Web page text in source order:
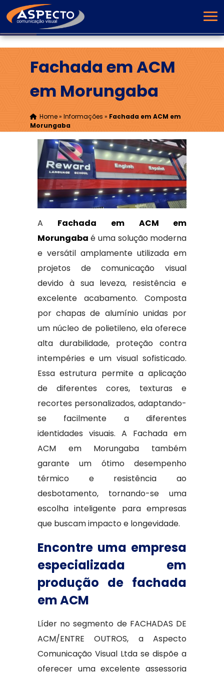
Fachada em ACM
em Morungaba
Home» Informações » Fachada em ACM em
Morungaba
A Fachada em ACM em
Morungaba é uma solução moderna
e versátil amplamente utilizada em
projetos de comunicação visual
devido à sua leveza, resistência e
excelente acabamento. Composta
por chapas de alumínio unidas por
um núcleo de polietileno, ela oferece
alta durabilidade, proteção contra
intempéries e um visual sofisticado.
Essa estrutura permite a aplicação
de diferentes cores, texturas e
recortes personalizados, adaptando-
se facilmente a diferentes
identidades visuais. A Fachada em
ACM em Morungaba também
garante um ótimo desempenho
térmico e resistência ao
desbotamento, tornando-se uma
escolha inteligente para empresas
que buscam impacto e longevidade.
Encontre uma empresa
especializada em
produção de fachada
em ACM
Líder no segmento de FACHADAS DE
ACM/ENTRE OUTROS, a Aspecto
Comunicação Visual Ltda se dispõe a
oferecer uma excelente assessoria